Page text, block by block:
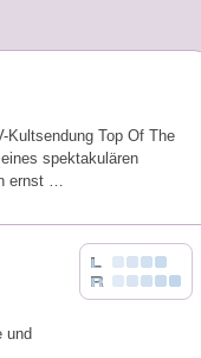
Kultsendung Top Of The
spektakulären
ernst …
und